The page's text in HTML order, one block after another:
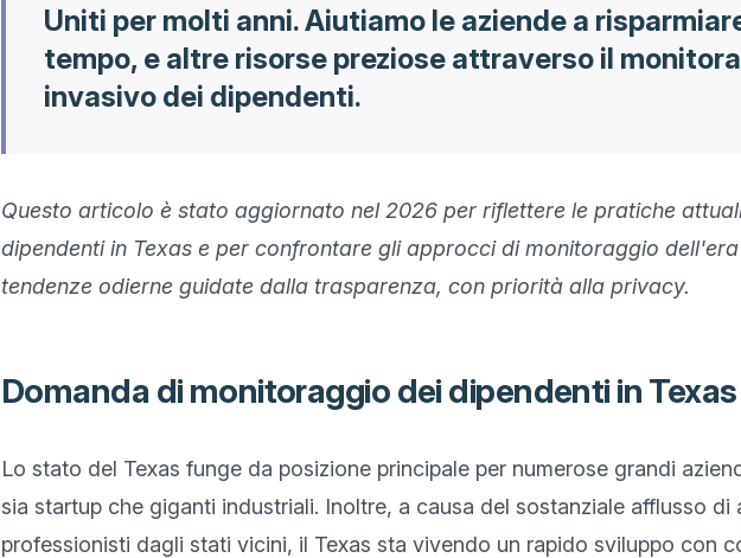
Uniti per molti anni. Aiutiamo le aziende a
tempo, e altre risorse preziose attraverso il
invasivo dei dipendenti.
Questo articolo è stato aggiornato nel 2026 per riflettere le pratiche
dipendenti in Texas e per confrontare gli approcci di monitoraggio
tendenze odierne guidate dalla trasparenza, con priorità alla privacy.
Domanda di monitoraggio dei dipendenti in Texas
Lo stato del Texas funge da posizione principale per numerose grandi
sia startup che giganti industriali. Inoltre, a causa del sostanziale afflusso di
professionisti dagli stati vicini, il Texas sta vivendo un rapido sviluppo con